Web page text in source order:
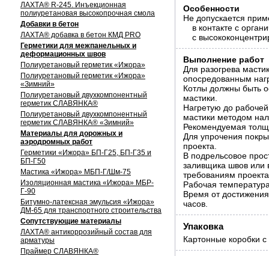
ЛАХТА® R-245. Инъекционная
полиуретановая высокопрочная смола
Добавки в бетон
ЛАХТА® добавка в бетон КМД PRO
Герметики для межпанельных и
деформационных швов
Полиуретановый герметик «Ижора»
Полиуретановый герметик «Ижора»
«Зимний»
Полиуретановый двухкомпонентный
герметик СЛАВЯНКА®
Полиуретановый двухкомпонентный
герметик СЛАВЯНКА® «Зимний»
Материалы для дорожных и
аэродромных работ
Герметики «Ижора» БП-Г25, БП-Г35 и
БП-Г50
Мастика «Ижора» МБП-Г/Шм-75
Изоляционная мастика «Ижора» МБР-
Г-90
Битумно-латексная эмульсия «Ижора»
ДМ-65 для транспортного строительства
Сопутствующие материалы
ЛАХТА® антикоррозийный состав для
арматуры
Праймер СЛАВЯНКА®
Особенности
Не допускается
в контакте с
с
Выполнение работ
Для разогрева
опосредованным
Котлы должны быть
мастики.
Нагретую до
мастики методом
Рекомендуемая
Для упрочения
проекта.
В подрельсовое
заливщика швов или
требованиям
Рабочая
Время от
часов.
Упаковка
Картонные коробки